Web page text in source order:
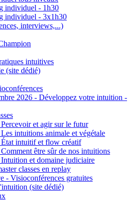
individuel - 1h30
individuel - 3x1h30
interviews,...)
intuitives
(site dédié)
2026 - Développez votre intuition -
et agir sur le futur
intuitions animale et végétale
intuitif et flow créatif
être sûr de nos intuitions
et domaine judiciaire
classes en replay
- Visioconférences gratuites
(site dédié)